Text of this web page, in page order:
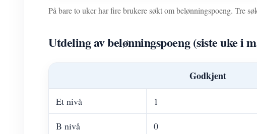
På bare to uker har fire brukere søkt om belønningspoeng. Tre
Utdeling av belønningspoeng (siste uke i
Godkjent
Et nivå 1
B nivå 0